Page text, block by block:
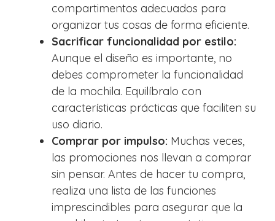
compartimentos adecuados para
organizar tus cosas de forma eficiente.
Sacrificar funcionalidad por estilo:
Aunque el diseño es importante, no
debes comprometer la funcionalidad
de la mochila. Equilíbralo con
características prácticas que faciliten su
uso diario.
Comprar por impulso: Muchas veces,
las promociones nos llevan a comprar
sin pensar. Antes de hacer tu compra,
realiza una lista de las funciones
imprescindibles para asegurar que la